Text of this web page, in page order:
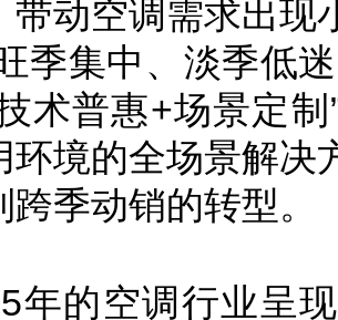
带动空调需求出现
季集中、淡季低
术普惠+场景定
环境的全场景解决
跨季动销的转型。
年的空调行业呈